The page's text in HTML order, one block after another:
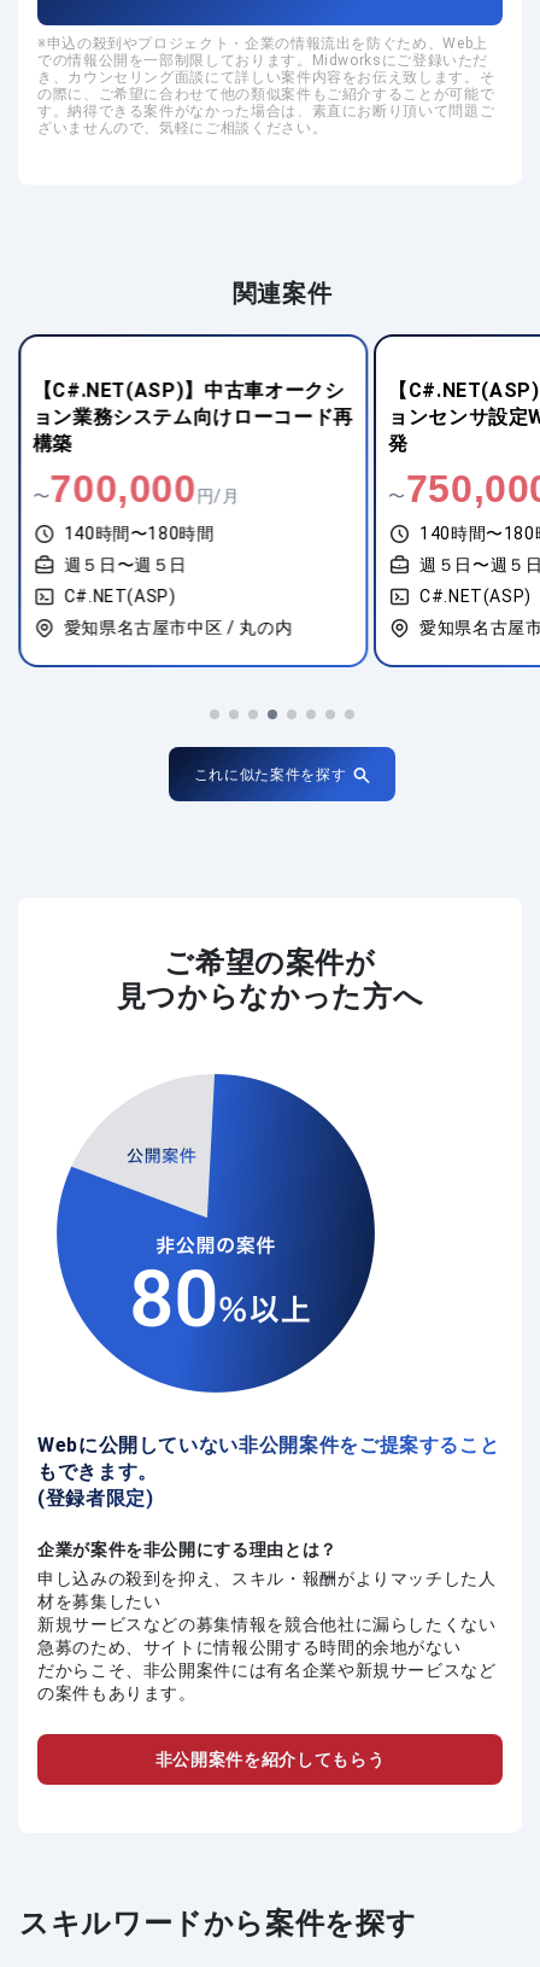
申込の殺到やプロジェクト・企業の情報流出を防ぐため、Web上
での情報公開を一部制限しております。Midworksにご登録いただ
き、カウンセリング面談にて詳しい案件内容をお伝え致します。そ
の際に、ご希望に合わせて他の類似案件もご紹介することが可能で
す。納得できる案件がなかった場合は、素直にお断り頂いて問題ご
ざいませんので、気軽にご相談ください。
関連案件
【C#.NET(ASP)】中古車オークシ
ョン業務システム向けローコード再
構築
〜700,000円/月
140時間〜180時間
週５日〜週５日
C#.NET(ASP)
愛知県名古屋市中区 / 丸の内
【
ョンセンサ設定
発
〜
140時間〜180
週５日〜週５
C#.NET(ASP)
愛知県名古屋
これに似た案件を探す
ご希望の案件が
見つからなかった方へ
Webに公開していない非公開案件をご提案すること
もできます。
(登録者限定)
企業が案件を非公開にする理由とは？
申し込みの殺到を抑え、スキル・報酬がよりマッチした人
材を募集したい
新規サービスなどの募集情報を競合他社に漏らしたくない
急募のため、サイトに情報公開する時間的余地がない
だからこそ、非公開案件には有名企業や新規サービスなど
の案件もあります。
非公開案件を紹介してもらう
スキルワードから案件を探す